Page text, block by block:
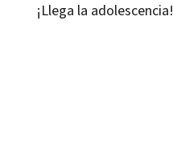
¡Llega la adolescencia!